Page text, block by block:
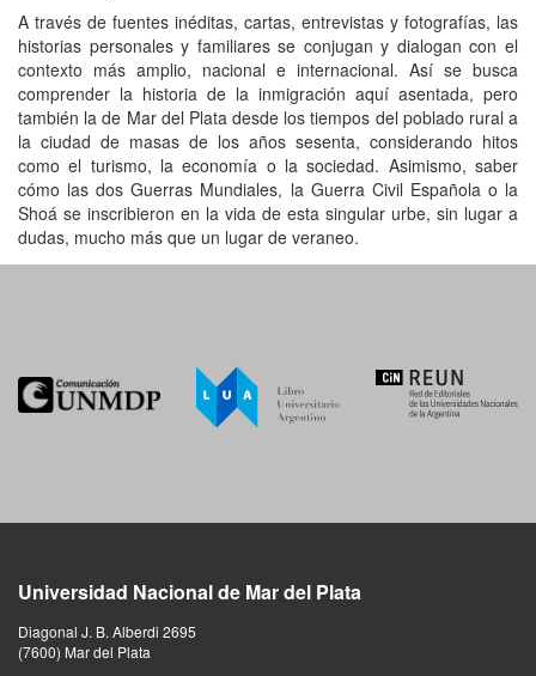
A través de fuentes inéditas, cartas, entrevistas y fotografías, las
historias personales y familiares se conjugan y dialogan con el
contexto más amplio, nacional e internacional. Así se busca
comprender la historia de la inmigración aquí asentada, pero
también la de Mar del Plata desde los tiempos del poblado rural a
la ciudad de masas de los años sesenta, considerando hitos
como el turismo, la economía o la sociedad. Asimismo, saber
cómo las dos Guerras Mundiales, la Guerra Civil Española o la
Shoá se inscribieron en la vida de esta singular urbe, sin lugar a
dudas, mucho más que un lugar de veraneo.
Universidad Nacional de Mar del Plata
Diagonal J. B. Alberdi 2695
(7600) Mar del Plata